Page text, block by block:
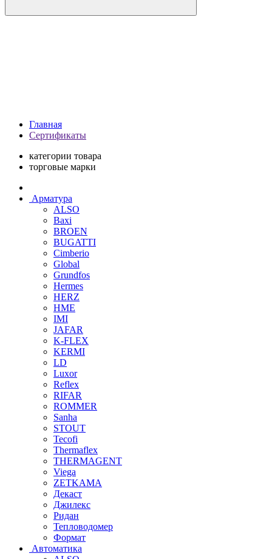
Главная
Сертификаты
категории товара
торговые марки
Арматура
ALSO
Baxi
BROEN
BUGATTI
Cimberio
Global
Grundfos
Hermes
HERZ
HME
IMI
JAFAR
K-FLEX
KERMI
LD
Luxor
Reflex
RIFAR
ROMMER
Sanha
STOUT
Tecofi
Thermaflex
THERMAGENT
Viega
ZETKAMA
Декаст
Джилекс
Ридан
Тепловодомер
Формат
Автоматика